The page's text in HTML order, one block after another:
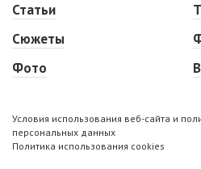
Статьи
Сюжеты
Фото
Условия использования веб-сайта и
персональных данных
Политика использования cookies